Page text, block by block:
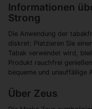
Informationen
Strong
Die Anwendung der
diskret: Platzieren Sie
Tabak verwendet wird,
Produkt rauchfrei
bequeme und unauffällige
Über Zeus